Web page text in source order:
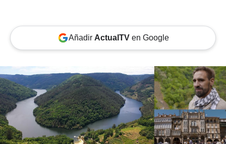
Añadir ActualTVen Google